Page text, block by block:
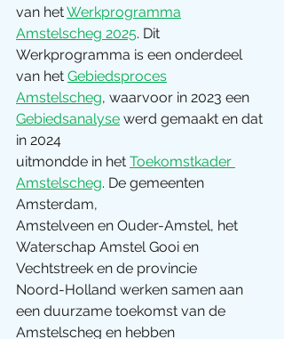
van het Werkprogramma
Amstelscheg 2025. Dit
Werkprogramma is een onderdeel
van het Gebiedsproces
Amstelscheg, waarvoor in 2023 een
Gebiedsanalyse werd gemaakt en dat
in 2024
uitmondde in het Toekomstkader
Amstelscheg. De gemeenten
Amsterdam,
Amstelveen en Ouder-Amstel, het
Waterschap Amstel Gooi en
Vechtstreek en de provincie
Noord-Holland werken samen aan
een duurzame toekomst van de
Amstelscheg en hebben